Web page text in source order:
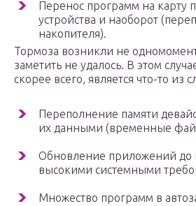
Перенос программ на карту
устройства и наоборот
накопителя).
Тормоза возникли не
заметить не удалось. В этом
скорее всего, является что-то из
Переполнение памяти
их данными (временные
Обновление приложений до
высокими системными
Множество программ в